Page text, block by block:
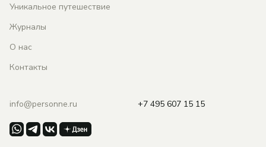
Уникальное путешествие
Журналы
О нас
Контакты
info@personne.ru +7 495 607 15 15